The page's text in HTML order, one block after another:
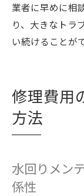
業者に早めに相
り、大きなトラ
い続けることが
修理費用
方法
水回りメン
係性